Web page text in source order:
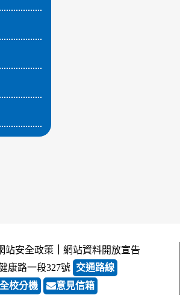
站安全政策
網站資料開放宣告
康路一段327號 交通路線
全校分機 意見信箱